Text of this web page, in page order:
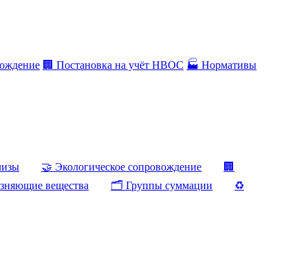
🏢 Постановка на учёт НВОС 🏭 Нормативы
🤝 Экологическое сопровождение
🏢
вещества 🗂️ Группы суммации
♻️